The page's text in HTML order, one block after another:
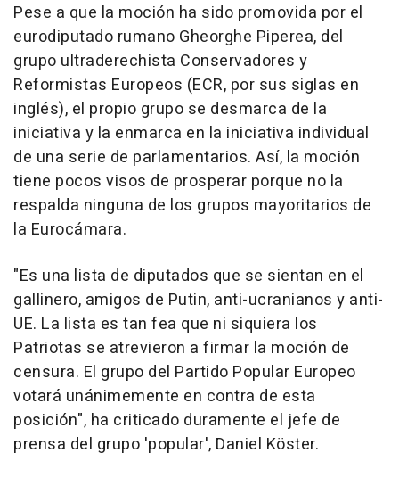
Pese a que la moción ha sido promovida por el
eurodiputado rumano Gheorghe Piperea, del
grupo ultraderechista Conservadores y
Reformistas Europeos (ECR, por sus siglas en
inglés), el propio grupo se desmarca de la
iniciativa y la enmarca en la iniciativa individual
de una serie de parlamentarios. Así, la moción
tiene pocos visos de prosperar porque no la
respalda ninguna de los grupos mayoritarios de
la Eurocámara.
"Es una lista de diputados que se sientan en el
gallinero, amigos de Putin, anti-ucranianos y anti-
UE. La lista es tan fea que ni siquiera los
Patriotas se atrevieron a firmar la moción de
censura. El grupo del Partido Popular Europeo
votará unánimemente en contra de esta
posición", ha criticado duramente el jefe de
prensa del grupo 'popular', Daniel Köster.